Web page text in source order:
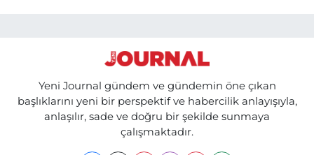
Yeni Journal gündem ve gündemin öne çıkan
başlıklarını yeni bir perspektif ve habercilik anlayışıyla,
anlaşılır, sade ve doğru bir şekilde sunmaya
çalışmaktadır.